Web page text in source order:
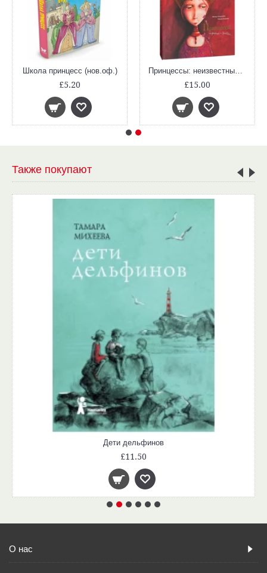
Школа принцесс (нов.оф.)
£5.20
Принцессы: неизвестные и забытые (иллюстр. Дотремер Р.)
£15.00
Также покупают
Дети дельфинов
£11.50
О нас